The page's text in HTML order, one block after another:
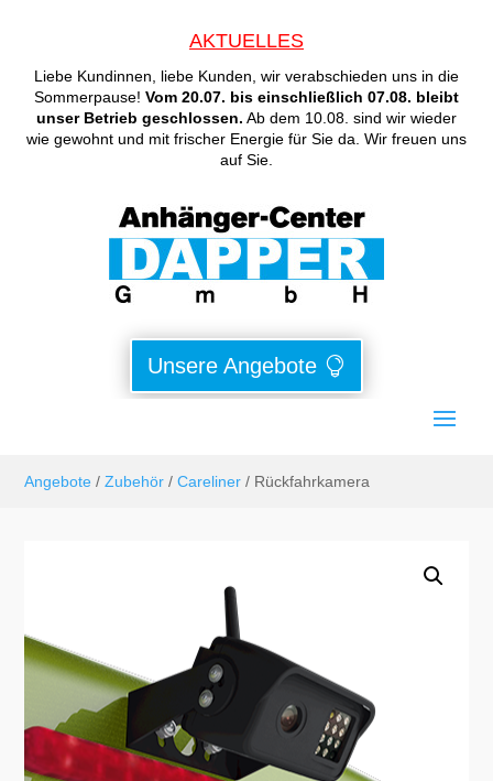
AKTUELLES
Liebe Kundinnen, liebe Kunden, wir verabschieden uns in die
Sommerpause! Vom 20.07. bis einschließlich 07.08. bleibt
unser Betrieb geschlossen. Ab dem 10.08. sind wir wieder
wie gewohnt und mit frischer Energie für Sie da. Wir freuen uns
auf Sie.
Unsere Angebote
Angebote /Zubehör /Careliner / Rückfahrkamera